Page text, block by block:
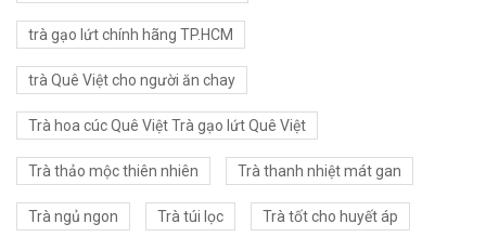
trà gạo lứt chính hãng TP.HCM
trà Quê Việt cho người ăn chay
Trà hoa cúc Quê Việt Trà gạo lứt Quê Việt
Trà thảo mộc thiên nhiên Trà thanh nhiệt mát gan
Trà ngủ ngon Trà túi lọc Trà tốt cho huyết áp